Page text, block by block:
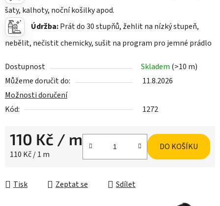
šaty, kalhoty, noční košilky apod.
Údržba:Prát do 30 stupňů, žehlit na nízký stupeň,
nebělit, nečistit chemicky, sušit na program pro jemné prádlo
Dostupnost Skladem (>10 m)
Můžeme doručit do:
11.8.2026
Možnosti doručení
Kód:
1272
110 Kč / m
Měrná cena:
110 Kč / 1 m
DO KOŠÍKU
Tisk Zeptat se Sdílet